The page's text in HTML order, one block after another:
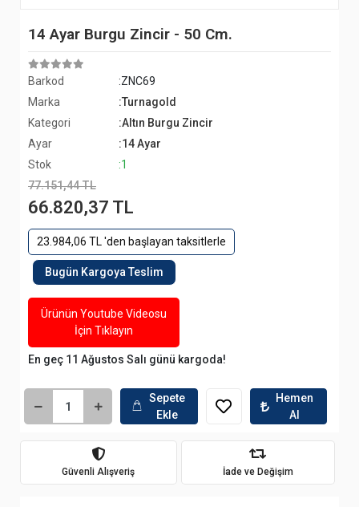
14 Ayar Burgu Zincir - 50 Cm.
Barkod
:ZNC69
Marka
:Turnagold
Kategori
:Altın Burgu Zincir
Ayar
:14 Ayar
Stok
:1
77.151,44 TL
66.820,37 TL
23.984,06 TL 'den başlayan taksitlerle
Bugün Kargoya Teslim
Ürünün Youtube Videosu
İçin Tıklayın
En geç 11 Ağustos Salı günü kargoda!
Sepete
Ekle
Hemen
Al
Güvenli Alışveriş İade ve Değişim